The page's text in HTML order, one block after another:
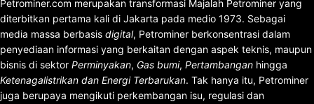
Petrominer.com merupakan transformasi Majalah Petrominer yang
diterbitkan pertama kali di Jakarta pada medio 1973. Sebagai
media massa berbasis digital, Petrominer berkonsentrasi dalam
penyediaan informasi yang berkaitan dengan aspek teknis, maupun
bisnis di sektor Perminyakan, Gas bumi, Pertambangan hingga
Ketenagalistrikan dan Energi Terbarukan. Tak hanya itu, Petrominer
juga berupaya mengikuti perkembangan isu, regulasi dan